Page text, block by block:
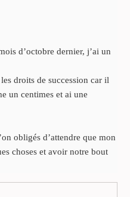
d’octobre dernier, j’ai un
droits de succession car il
un centimes et ai une
obligés d’attendre que mon
choses et avoir notre bout